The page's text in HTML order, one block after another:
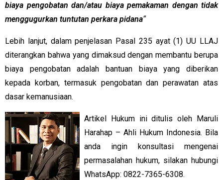
biaya pengobatan dan/atau biaya pemakaman dengan tidak
menggugurkan tuntutan perkara pidana“
Lebih lanjut, dalam penjelasan Pasal 235 ayat (1) UU LLAJ
diterangkan bahwa yang dimaksud dengan membantu berupa
biaya pengobatan adalah bantuan biaya yang diberikan
kepada korban, termasuk pengobatan dan perawatan atas
dasar kemanusiaan.
Artikel Hukum ini ditulis oleh Maruli
Harahap – Ahli Hukum Indonesia. Bila
anda ingin konsultasi mengenai
permasalahan hukum, silakan hubungi
WhatsApp: 0822-7365-6308.